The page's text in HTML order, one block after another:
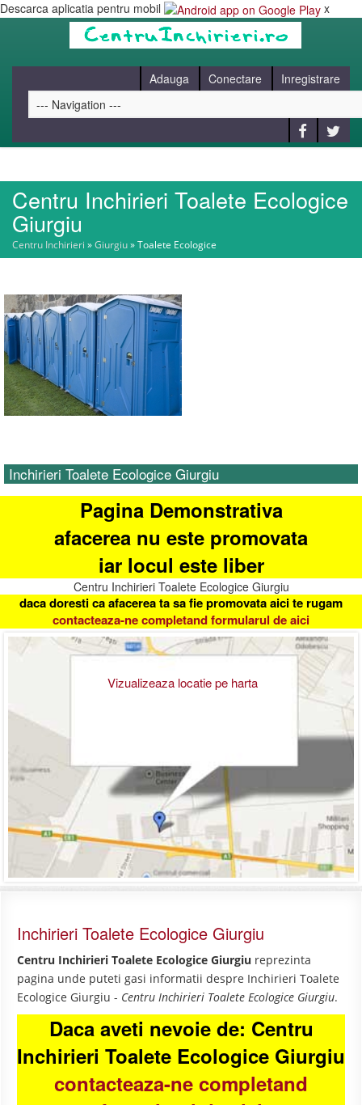
Descarca aplicatia pentru mobil x
Adauga Conectare Inregistrare
HOME
CAUT
BLOG
CONTACT
Centru Inchirieri Toalete Ecologice
Giurgiu
Centru Inchirieri »Giurgiu»Toalete Ecologice
Inchirieri Toalete Ecologice Giurgiu
Pagina Demonstrativa
afacerea nu este promovata
iar locul este liber
Centru Inchirieri Toalete Ecologice Giurgiu
daca doresti ca afacerea ta sa fie promovata aici te rugam
contacteaza-ne completand formularul de aici
Vizualizeaza locatie pe harta
Inchirieri Toalete Ecologice Giurgiu
Centru Inchirieri Toalete Ecologice Giurgiu reprezinta
pagina unde puteti gasi informatii despre Inchirieri Toalete
Ecologice Giurgiu - Centru Inchirieri Toalete Ecologice Giurgiu.
Daca aveti nevoie de: Centru
Inchirieri Toalete Ecologice Giurgiu
contacteaza-ne completand